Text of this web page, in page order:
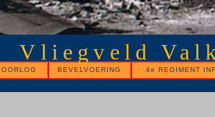
Vliegveld
BEVELVOERING 4e REGIMENT